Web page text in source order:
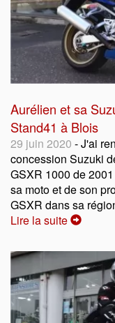
Aurélien et sa
Stand41 à Blois
29 juin 2020 - J'ai
concession Suzuki
GSXR 1000 de
sa moto et de son
GSXR dans sa
Lire la suite